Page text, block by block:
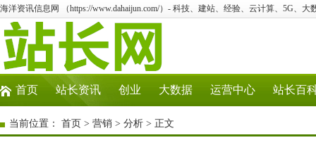
海洋资讯信息网 （https://www.dahaijun.com/）- 科技、建站、经验、云计算、5G、大
首页 站长资讯 创业 大数据 运营中心 站长百
当前位置： 首页 > 营销 > 分析 > 正文